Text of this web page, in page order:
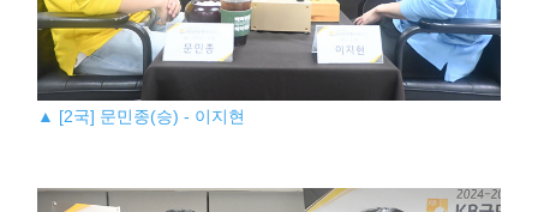
▲ [2국] 문민종(승) - 이지현